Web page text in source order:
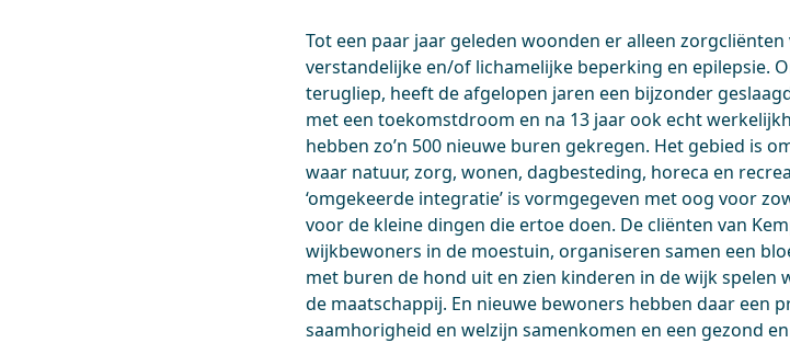
Tot een paar jaar geleden woonden er alleen
verstandelijke en/of lichamelijke beperking en epilepsie.
terugliep, heeft de afgelopen jaren een bijzonder
met een toekomstdroom en na 13 jaar ook echt
hebben zo’n 500 nieuwe buren gekregen. Het gebied is
waar natuur, zorg, wonen, dagbesteding, horeca en
‘omgekeerde integratie’ is vormgegeven met oog voor
voor de kleine dingen die ertoe doen. De cliënten van
wijkbewoners in de moestuin, organiseren samen een
met buren de hond uit en zien kinderen in de wijk spelen
de maatschappij. En nieuwe bewoners hebben daar een
saamhorigheid en welzijn samenkomen en een gezond